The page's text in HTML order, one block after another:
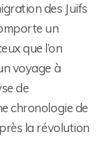
des Juifs
un
que l’on
voyage à
de
chronologie de
la révolution